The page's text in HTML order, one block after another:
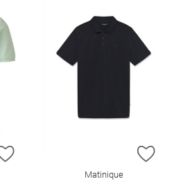
ZUR WUNSCHLISTE HINZUFÜGEN
ZUR
Matinique